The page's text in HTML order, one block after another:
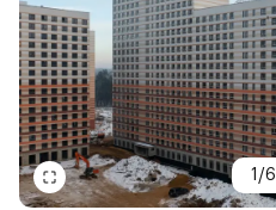
1 /6